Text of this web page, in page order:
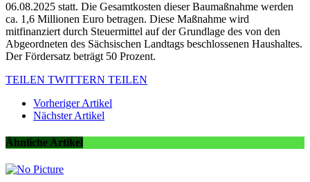
06.08.2025 statt. Die Gesamtkosten dieser Baumaßnahme werden
ca. 1,6 Millionen Euro betragen. Diese Maßnahme wird
mitfinanziert durch Steuermittel auf der Grundlage des von den
Abgeordneten des Sächsischen Landtags beschlossenen Haushaltes.
Der Fördersatz beträgt 50 Prozent.
TEILEN TWITTERN TEILEN
Vorheriger Artikel
Nächster Artikel
Ähnliche Artikel